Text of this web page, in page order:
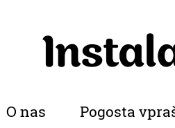
O nas Pogosta